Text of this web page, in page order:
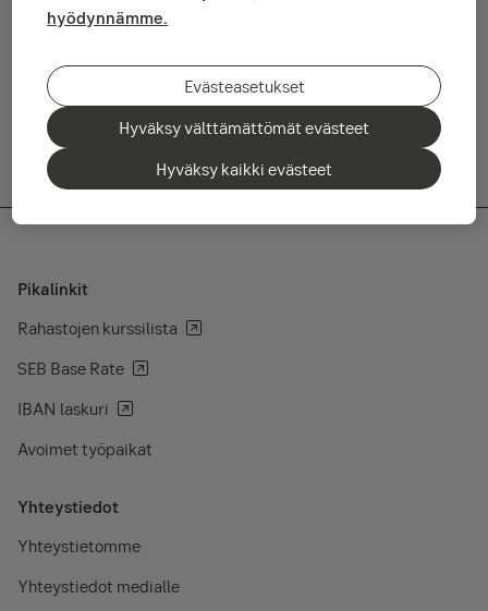
plussaa. Erikoista tässä tilanteessa on se, että riskipitoisten
omaisuusluokkien tuottaessa hyvin myös valtionlainoista on
Lue huhtikuun katsaus tästä
Pikalinkit
Rahastojen kurssilista
SEB Base Rate
IBAN laskuri
Avoimet työpaikat
Yhteystiedot
Yhteystietomme
Yhteystiedot medialle
hyödynnämme.
Evästeasetukset
Hyväksy välttämättömät evästeet
Hyväksy kaikki evästeet